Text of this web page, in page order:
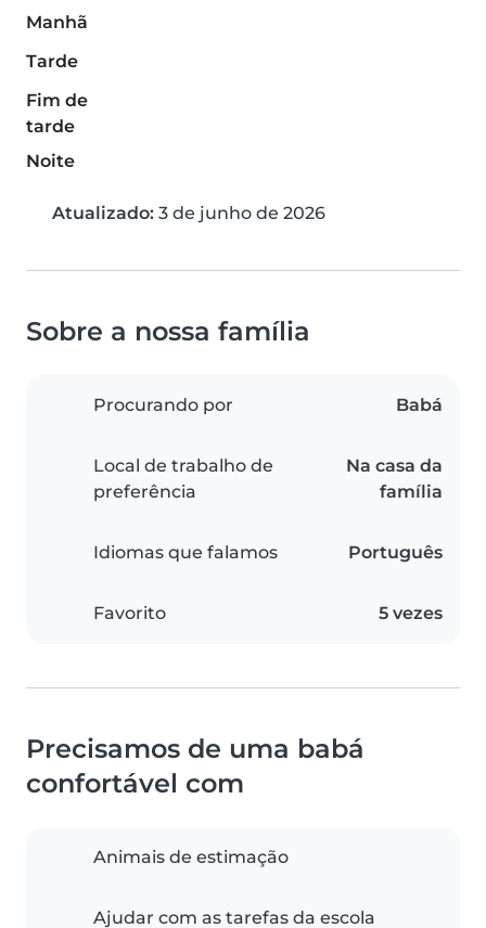
Manhã
Tarde
Fim de
tarde
Noite
Atualizado: 3 de junho de 2026
Sobre a nossa família
Procurando por Babá
Local de trabalho de
preferência
Na casa da
família
Idiomas que falamos Português
Favorito 5 vezes
Precisamos de uma babá
confortável com
Animais de estimação
Ajudar com as tarefas da escola